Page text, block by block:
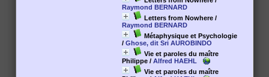
Raymond BERNARD
Letters from Nowhere /
Raymond BERNARD
Métaphysique et Psychologie
/ Ghose, dit Sri AUROBINDO
Vie et paroles du maître
Philippe / Alfred HAEHL
Vie et paroles du maître